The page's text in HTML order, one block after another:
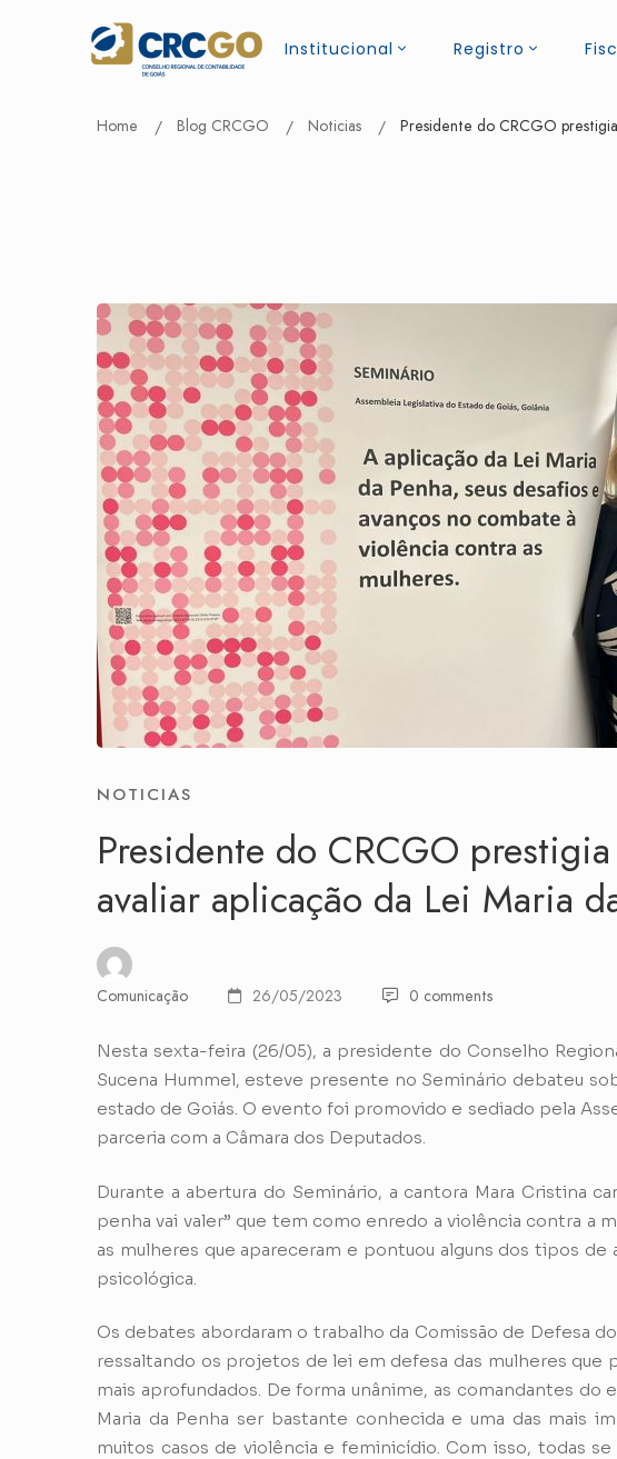
Institucional Registro
Home Blog CRCGO Noticias Presidente do CRCGO
NOTICIAS
Presidente do CRCGO
avaliar aplicação da Lei Maria
Comunicação 26/05/2023 0 comments
Nesta sexta-feira (26/05), a presidente do Conselho
Sucena Hummel, esteve presente no Seminário debateu
estado de Goiás. O evento foi promovido e sediado pela
parceria com a Câmara dos Deputados.
Durante a abertura do Seminário, a cantora Mara Cristina
penha vai valer” que tem como enredo a violência contra a
as mulheres que apareceram e pontuou alguns dos tipos
psicológica.
Os debates abordaram o trabalho da Comissão de Defesa
ressaltando os projetos de lei em defesa das mulheres que
mais aprofundados. De forma unânime, as comandantes do
Maria da Penha ser bastante conhecida e uma das mais
muitos casos de violência e feminicídio. Com isso, todas